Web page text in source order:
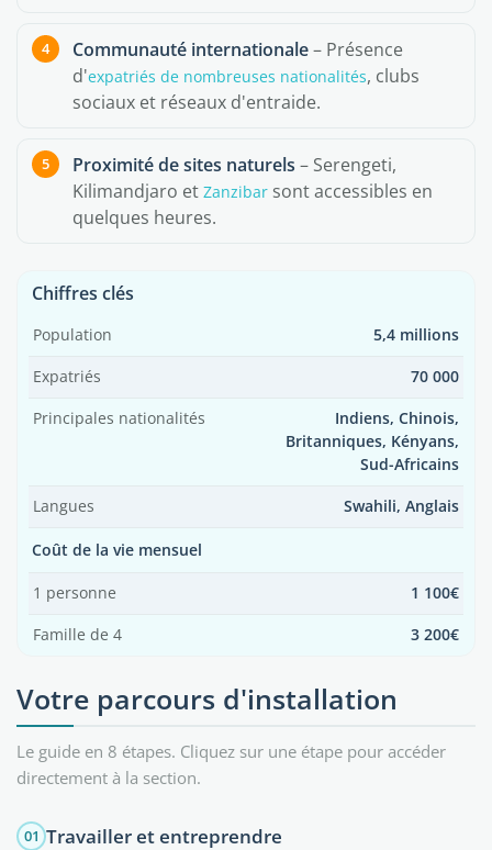
Communauté internationale– Présence
d'expatriés de nombreuses nationalités, clubs
sociaux et réseaux d'entraide.
Proximité de sites naturels – Serengeti,
Kilimandjaro et Zanzibar sont accessibles en
quelques heures.
Chiffres clés
Population 5,4 millions
Expatriés 70 000
Principales nationalités
Indiens, Chinois,
Britanniques, Kényans,
Sud-Africains
Langues Swahili, Anglais
Coût de la vie mensuel
1 personne 1 100€
Famille de 4 3 200€
Votre parcours d'installation
Le guide en 8 étapes. Cliquez sur une étape pour accéder
directement à la section.
01 Travailler et entreprendre